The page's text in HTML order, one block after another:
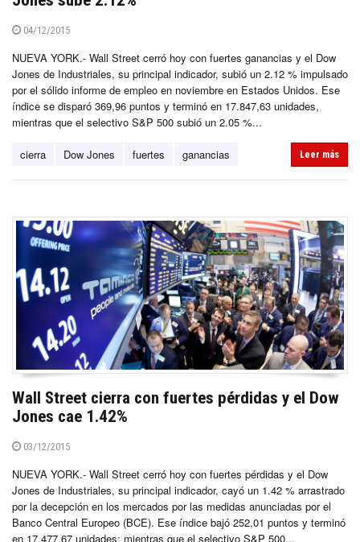
04/12/2015
NUEVA YORK.- Wall Street cerró hoy con fuertes ganancias y el Dow
Jones de Industriales, su principal indicador, subió un 2.12 % impulsado
por el sólido informe de empleo en noviembre en Estados Unidos. Ese
índice se disparó 369,96 puntos y terminó en 17.847,63 unidades,
mientras que el selectivo S&P 500 subió un 2.05 %...
cierra Dow Jones fuertes ganancias Leer más
Wall Street cierra con fuertes pérdidas y el Dow
Jones cae 1.42%
03/12/2015
NUEVA YORK.- Wall Street cerró hoy con fuertes pérdidas y el Dow
Jones de Industriales, su principal indicador, cayó un 1.42 % arrastrado
por la decepción en los mercados por las medidas anunciadas por el
Banco Central Europeo (BCE). Ese índice bajó 252,01 puntos y terminó
en 17.477,67 unidades; mientras que el selectivo S&P 500...